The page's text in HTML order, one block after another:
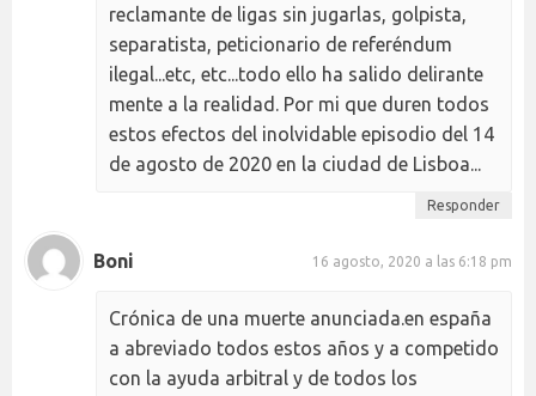
reclamante de ligas sin jugarlas, golpista,
separatista, peticionario de referéndum
ilegal...etc, etc...todo ello ha salido delirante
mente a la realidad. Por mi que duren todos
estos efectos del inolvidable episodio del 14
de agosto de 2020 en la ciudad de Lisboa...
Responder
Boni 16 agosto, 2020 a las 6:18 pm
Crónica de una muerte anunciada.en españa
a abreviado todos estos años y a competido
con la ayuda arbitral y de todos los